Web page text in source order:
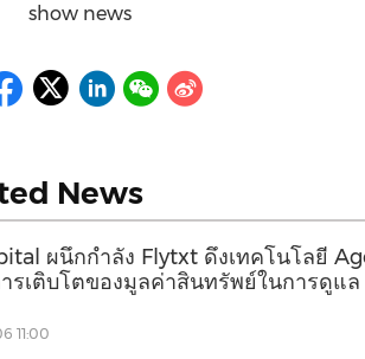
show news
News
ผนึกกำลัง Flytxt ดึงเทคโนโลยี
รเติบโตของมูลค่าสินทรัพย์ในการดูแล
11:00